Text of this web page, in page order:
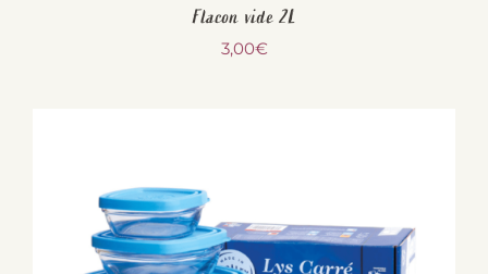
Flacon vide 2L
3,00€